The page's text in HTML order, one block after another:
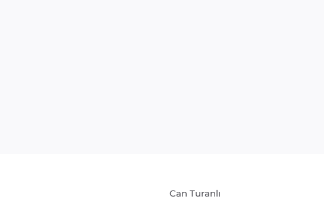
Can Turanlı